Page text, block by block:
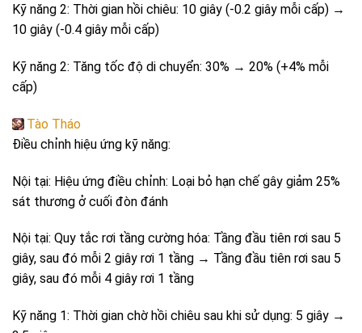
Kỹ năng 2: Thời gian hồi chiêu: 10 giây (-0.2 giây mỗi cấp) →
10 giây (-0.4 giây mỗi cấp)
Kỹ năng 2: Tăng tốc độ di chuyển: 30% → 20% (+4% mỗi
cấp)
Tào Tháo
Điều chỉnh hiệu ứng kỹ năng:
Nội tại: Hiệu ứng điều chỉnh: Loại bỏ hạn chế gây giảm 25%
sát thương ở cuối đòn đánh
Nội tại: Quy tắc rơi tầng cường hóa: Tầng đầu tiên rơi sau 5
giây, sau đó mỗi 2 giây rơi 1 tầng → Tầng đầu tiên rơi sau 5
giây, sau đó mỗi 4 giây rơi 1 tầng
Kỹ năng 1: Thời gian chờ hồi chiêu sau khi sử dụng: 5 giây →